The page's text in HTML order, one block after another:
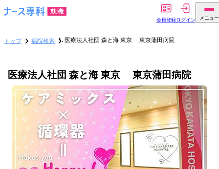
会員登録ログイン メニュー
トップ 病院検索 医療法人社団 森と海 東京 東京蒲田病院
医療法人社団 森と海 東京 東京蒲田病院